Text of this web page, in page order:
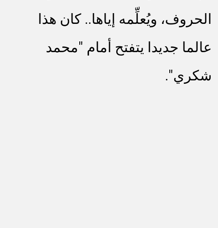
الحروف، ويُعلِّمه إياها.. كان هذا
عالما جديدا يتفتح أمام "محمد
شكري".